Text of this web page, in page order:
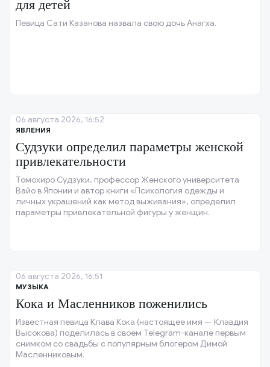
для детей
Певица Сати Казанова назвала свою дочь Анагха.
ЯВЛЕНИЯ
Судзуки определил параметры женской
привлекательности
Томохиро Судзуки, профессор Женского университета
Вайо в Японии и автор книги «Психология одежды и
личных украшений как метод выживания», определил
параметры привлекательной фигуры у женщин.
06 августа 2026, 16:52
МУЗЫКА
Кока и Масленников поженились
Известная певица Клава Кока (настоящее имя — Клавдия
Высокова) поделилась в своём Telegram-канале первым
снимком со свадьбы с популярным блогером Димой
Масленниковым.
06 августа 2026, 16:51